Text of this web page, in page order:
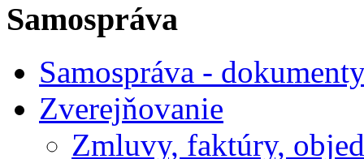
Samospráva
Samospráva -
Zverejňovanie
Zmluvy, faktúry,